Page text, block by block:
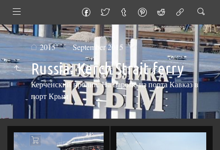
2015 September 2015
Russia: Kerch Strait ferry
Керченский пролив: На пароме из порта Кавказ в
порт Крым